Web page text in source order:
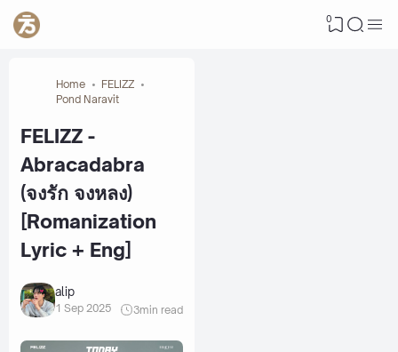
0
Home
FELIZZ
Pond Naravit
FELIZZ -
Abracadabra
(จงรัก จงหลง)
[Romanization
Lyric + Eng]
alip
1 Sep 2025 3min read